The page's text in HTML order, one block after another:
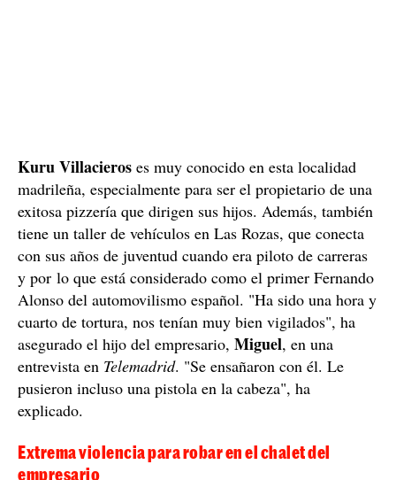
Kuru Villacieros es muy conocido en esta localidad
madrileña, especialmente para ser el propietario de una
exitosa pizzería que dirigen sus hijos. Además, también
tiene un taller de vehículos en Las Rozas, que conecta
con sus años de juventud cuando era piloto de carreras
y por lo que está considerado como el primer Fernando
Alonso del automovilismo español. "Ha sido una hora y
cuarto de tortura, nos tenían muy bien vigilados", ha
asegurado el hijo del empresario, Miguel, en una
entrevista en Telemadrid. "Se ensañaron con él. Le
pusieron incluso una pistola en la cabeza", ha
explicado.
Extrema violencia para robar en el chalet del
empresario